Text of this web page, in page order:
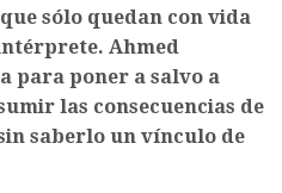
sólo quedan con vida
Ahmed
para poner a salvo a
las consecuencias de
saberlo un vínculo de